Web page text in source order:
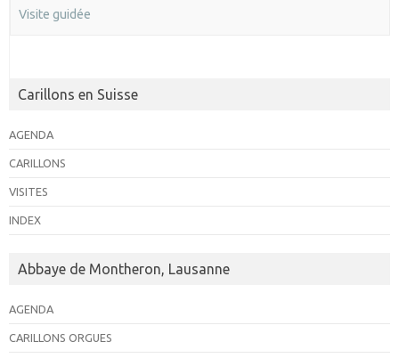
Visite guidée
Carillons en Suisse
AGENDA
CARILLONS
VISITES
INDEX
Abbaye de Montheron, Lausanne
AGENDA
CARILLONS ORGUES